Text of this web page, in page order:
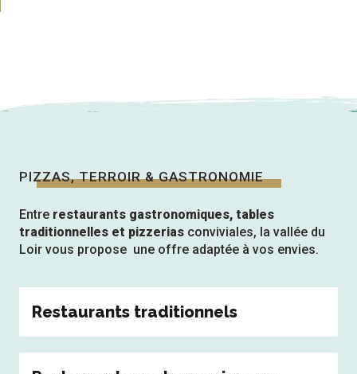
PIZZAS, TERROIR & GASTRONOMIE
Entre restaurants gastronomiques, tables
traditionnelles et pizzerias conviviales, la vallée du
Loir vous propose une offre adaptée à vos envies.
Restaurants traditionnels